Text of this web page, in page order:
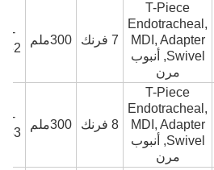
T-Piece
Endotracheal,
MDI, Adapter
Swivel, أنبوب
مرن
7 فرنك 300ملم
T-Piece
Endotracheal,
MDI, Adapter
Swivel, أنبوب
مرن
8 فرنك 300ملم